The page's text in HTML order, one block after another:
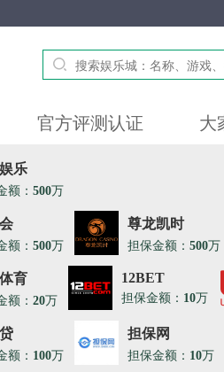
官方评测认证 大